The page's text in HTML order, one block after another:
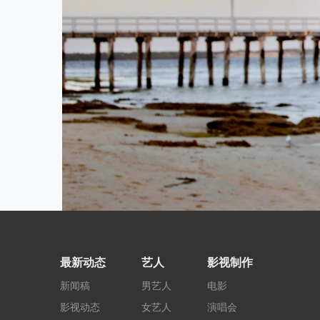
最新动态
新闻稿
影视动态
艺人
男艺人
女艺人
影视制作
电影
演唱会